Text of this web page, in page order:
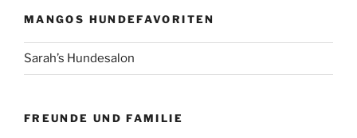
MANGOS HUNDEFAVORITEN
Sarah’s Hundesalon
FREUNDE UND FAMILIE